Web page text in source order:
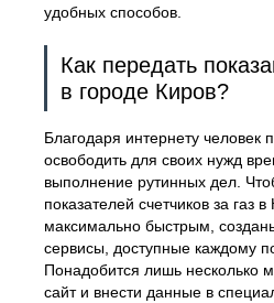
удобных способов.
Как передать
в городе Киров?
Благодаря интернету человек
освободить для своих нужд
выполнение рутинных дел.
показателей счетчиков за газ
максимально быстрым,
сервисы, доступные каждому
Понадобится лишь несколько
сайт и внести данные в